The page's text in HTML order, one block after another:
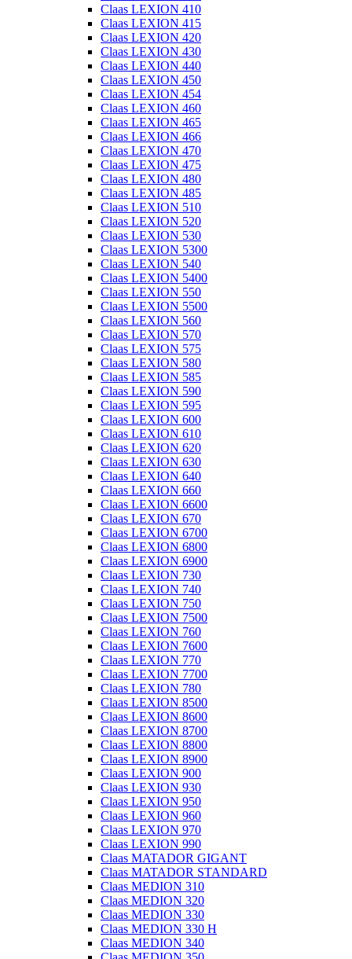
Claas LEXION 410
Claas LEXION 415
Claas LEXION 420
Claas LEXION 430
Claas LEXION 440
Claas LEXION 450
Claas LEXION 454
Claas LEXION 460
Claas LEXION 465
Claas LEXION 466
Claas LEXION 470
Claas LEXION 475
Claas LEXION 480
Claas LEXION 485
Claas LEXION 510
Claas LEXION 520
Claas LEXION 530
Claas LEXION 5300
Claas LEXION 540
Claas LEXION 5400
Claas LEXION 550
Claas LEXION 5500
Claas LEXION 560
Claas LEXION 570
Claas LEXION 575
Claas LEXION 580
Claas LEXION 585
Claas LEXION 590
Claas LEXION 595
Claas LEXION 600
Claas LEXION 610
Claas LEXION 620
Claas LEXION 630
Claas LEXION 640
Claas LEXION 660
Claas LEXION 6600
Claas LEXION 670
Claas LEXION 6700
Claas LEXION 6800
Claas LEXION 6900
Claas LEXION 730
Claas LEXION 740
Claas LEXION 750
Claas LEXION 7500
Claas LEXION 760
Claas LEXION 7600
Claas LEXION 770
Claas LEXION 7700
Claas LEXION 780
Claas LEXION 8500
Claas LEXION 8600
Claas LEXION 8700
Claas LEXION 8800
Claas LEXION 8900
Claas LEXION 900
Claas LEXION 930
Claas LEXION 950
Claas LEXION 960
Claas LEXION 970
Claas LEXION 990
Claas MATADOR GIGANT
Claas MATADOR STANDARD
Claas MEDION 310
Claas MEDION 320
Claas MEDION 330
Claas MEDION 330 H
Claas MEDION 340